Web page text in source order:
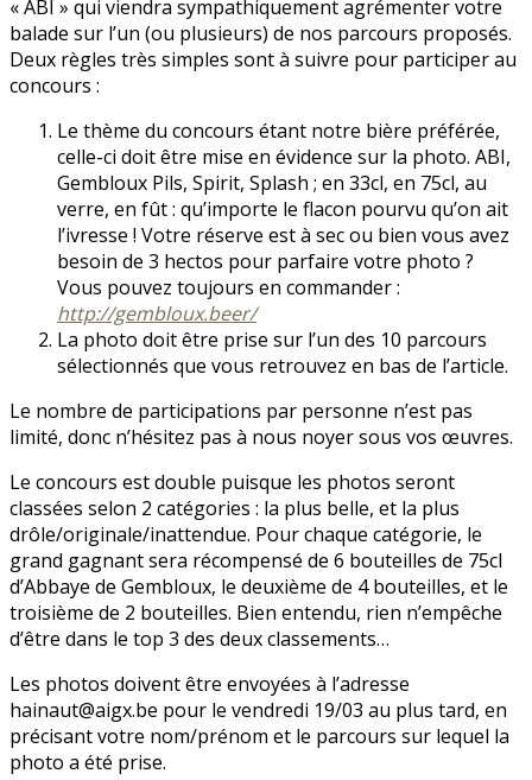
« ABI » qui viendra sympathiquement agrémenter votre
balade sur l’un (ou plusieurs) de nos parcours proposés.
Deux règles très simples sont à suivre pour participer au
concours :
Le thème du concours étant notre bière préférée,
celle-ci doit être mise en évidence sur la photo. ABI,
Gembloux Pils, Spirit, Splash ; en 33cl, en 75cl, au
verre, en fût : qu’importe le flacon pourvu qu’on ait
l’ivresse ! Votre réserve est à sec ou bien vous avez
besoin de 3 hectos pour parfaire votre photo ?
Vous pouvez toujours en commander :
http://gembloux.beer/
La photo doit être prise sur l’un des 10 parcours
sélectionnés que vous retrouvez en bas de l’article.
Le nombre de participations par personne n’est pas
limité, donc n’hésitez pas à nous noyer sous vos œuvres.
Le concours est double puisque les photos seront
classées selon 2 catégories : la plus belle, et la plus
drôle/originale/inattendue. Pour chaque catégorie, le
grand gagnant sera récompensé de 6 bouteilles de 75cl
d’Abbaye de Gembloux, le deuxième de 4 bouteilles, et le
troisième de 2 bouteilles. Bien entendu, rien n’empêche
d’être dans le top 3 des deux classements…
Les photos doivent être envoyées à l’adresse
hainaut@aigx.be pour le vendredi 19/03 au plus tard, en
précisant votre nom/prénom et le parcours sur lequel la
photo a été prise.